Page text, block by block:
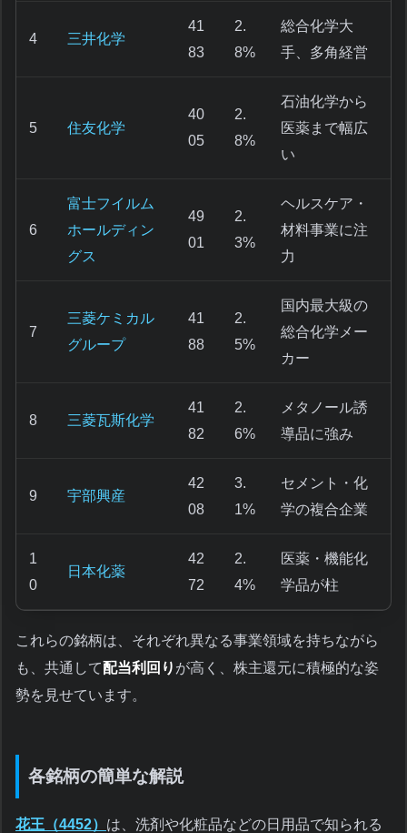
4 三井化学
41
83
2.
8%
総合化学大
手、多角経営
5 住友化学
40
05
2.
8%
石油化学から
医薬まで幅広
い
6
富士フイルム
ホールディン
グス
49
01
2.
3%
ヘルスケア・
材料事業に注
力
7
三菱ケミカル
グループ
41
88
2.
5%
国内最大級の
総合化学メー
カー
8 三菱瓦斯化学
41
82
2.
6%
メタノール誘
導品に強み
9 宇部興産
42
08
3.
1%
セメント・化
学の複合企業
1
0
日本化薬
42
72
2.
4%
医薬・機能化
学品が柱
これらの銘柄は、それぞれ異なる事業領域を持ちながら
も、共通して配当利回り が高く、株主還元に積極的な姿
勢を見せています。
各銘柄の簡単な解説
花王（4452） は、洗剤や化粧品などの日用品で知られる